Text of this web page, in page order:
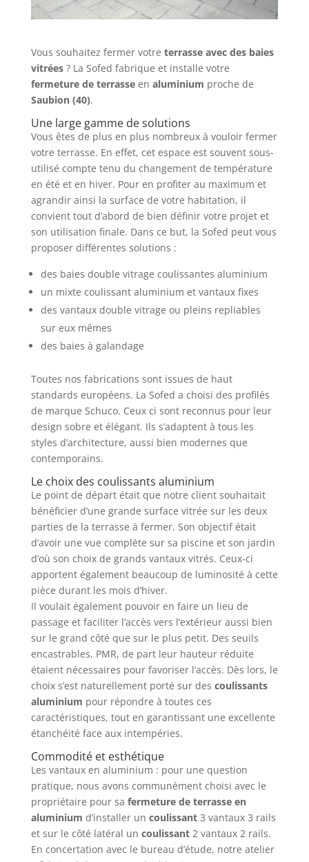
Vous souhaitez fermer votre terrasse avec des baies
vitrées? La Sofed fabrique et installe votre
fermeture de terrasseen aluminium proche de
Saubion (40).
Une large gamme de solutions
Vous êtes de plus en plus nombreux à vouloir fermer
votre terrasse. En effet, cet espace est souvent sous-
utilisé compte tenu du changement de température
en été et en hiver. Pour en profiter au maximum et
agrandir ainsi la surface de votre habitation, il
convient tout d’abord de bien définir votre projet et
son utilisation finale. Dans ce but, la Sofed peut vous
proposer différentes solutions :
des baies double vitrage coulissantes aluminium
un mixte coulissant aluminium et vantaux fixes
des vantaux double vitrage ou pleins repliables
sur eux mêmes
des baies à galandage
Toutes nos fabrications sont issues de haut
standards européens. La Sofed a choisi des profilés
de marque Schuco. Ceux ci sont reconnus pour leur
design sobre et élégant. Ils s’adaptent à tous les
styles d’architecture, aussi bien modernes que
contemporains.
Le choix des coulissants aluminium
Le point de départ était que notre client souhaitait
bénéficier d’une grande surface vitrée sur les deux
parties de la terrasse à fermer. Son objectif était
d’avoir une vue complète sur sa piscine et son jardin
d’où son choix de grands vantaux vitrés. Ceux-ci
apportent également beaucoup de luminosité à cette
pièce durant les mois d’hiver.
Il voulait également pouvoir en faire un lieu de
passage et faciliter l’accès vers l’extérieur aussi bien
sur le grand côté que sur le plus petit. Des seuils
encastrables, PMR, de part leur hauteur réduite
étaient nécessaires pour favoriser l’accès. Dès lors, le
choix s’est naturellement porté sur des coulissants
aluminium pour répondre à toutes ces
caractéristiques, tout en garantissant une excellente
étanchéité face aux intempéries.
Commodité et esthétique
Les vantaux en aluminium : pour une question
pratique, nous avons communément choisi avec le
propriétaire pour sa fermeture de terrasse en
aluminium d’installer un coulissant3 vantaux 3 rails
et sur le côté latéral un coulissant2 vantaux 2 rails.
En concertation avec le bureau d’étude, notre atelier